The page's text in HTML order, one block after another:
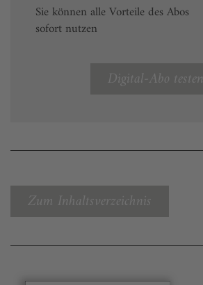
Sie können alle Vorteile des Abos
sofort nutzen
Digital-Abo testen
Zum Inhaltsverzeichnis